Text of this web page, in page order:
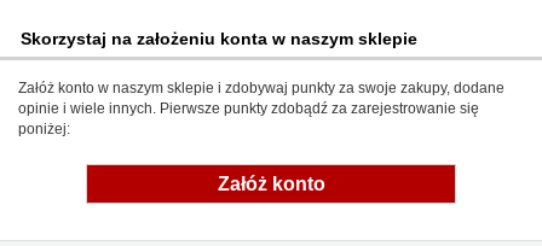
Skorzystaj na założeniu konta w naszym sklepie
Załóż konto w naszym sklepie i zdobywaj punkty za swoje zakupy, dodane
opinie i wiele innych. Pierwsze punkty zdobądź za zarejestrowanie się
poniżej:
Załóż konto